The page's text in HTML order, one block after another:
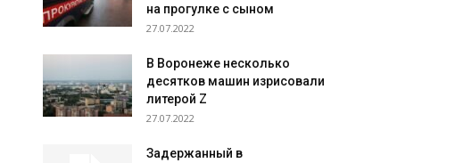
на прогулке с сыном
27.07.2022
В Воронеже несколько
десятков машин изрисовали
литерой Z
27.07.2022
Задержанный в